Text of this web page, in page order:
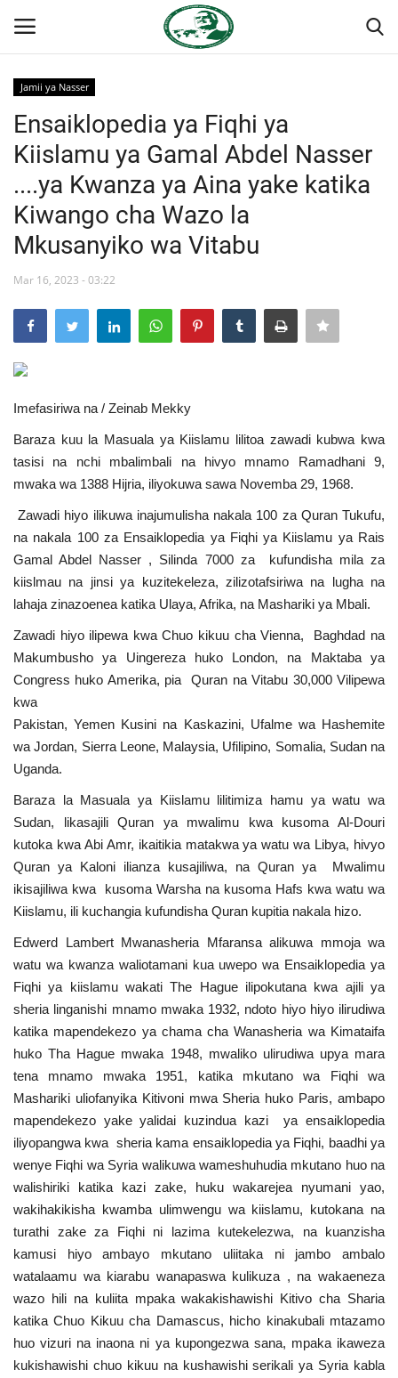
Nyumba
Onyesho la Majaribio
Jukwaa la Nasser la Kimataifa
Misri
Urithi wa Nasser
Harakati ya Nasser kwa Vijana
Habari
Kanuni na Masharti ya Udhamini wa
Nasser
Udhamini wa Nasser
Nyaraka na Marejeleo
Waanzilishi
Raia wa ulimwengu mzima
Nyaraka
Nafasi
Washiriki
Video
Maonyesho
Wadhamini
English Swahili español
French Arabic
Jamii ya Nasser
Ensaiklopedia ya Fiqhi ya
Kiislamu ya Gamal Abdel Nasser
....ya Kwanza ya Aina yake katika
Kiwango cha Wazo la
Mkusanyiko wa Vitabu
Mar 16, 2023 - 03:22
Imefasiriwa na / Zeinab Mekky
Baraza kuu la Masuala ya Kiislamu lilitoa zawadi kubwa kwa
tasisi na nchi mbalimbali na hivyo mnamo Ramadhani 9,
mwaka wa 1388 Hijria, iliyokuwa sawa Novemba 29, 1968.
Zawadi hiyo ilikuwa inajumulisha nakala 100 za Quran Tukufu,
na nakala 100 za Ensaiklopedia ya Fiqhi ya Kiislamu ya Rais
Gamal Abdel Nasser , Silinda 7000 za kufundisha mila za
kiislmau na jinsi ya kuzitekeleza, zilizotafsiriwa na lugha na
lahaja zinazoenea katika Ulaya, Afrika, na Mashariki ya Mbali.
Zawadi hiyo ilipewa kwa Chuo kikuu cha Vienna, Baghdad na
Makumbusho ya Uingereza huko London, na Maktaba ya
Congress huko Amerika, pia Quran na Vitabu 30,000 Vilipewa
kwa
Pakistan, Yemen Kusini na Kaskazini, Ufalme wa Hashemite
wa Jordan, Sierra Leone, Malaysia, Ufilipino, Somalia, Sudan na
Uganda.
Baraza la Masuala ya Kiislamu lilitimiza hamu ya watu wa
Sudan, likasajili Quran ya mwalimu kwa kusoma Al-Douri
kutoka kwa Abi Amr, ikaitikia matakwa ya watu wa Libya, hivyo
Quran ya Kaloni ilianza kusajiliwa, na Quran ya Mwalimu
ikisajiliwa kwa kusoma Warsha na kusoma Hafs kwa watu wa
Kiislamu, ili kuchangia kufundisha Quran kupitia nakala hizo.
Edwerd Lambert Mwanasheria Mfaransa alikuwa mmoja wa
watu wa kwanza waliotamani kua uwepo wa Ensaiklopedia ya
Fiqhi ya kiislamu wakati The Hague ilipokutana kwa ajili ya
sheria linganishi mnamo mwaka 1932, ndoto hiyo hiyo ilirudiwa
katika mapendekezo ya chama cha Wanasheria wa Kimataifa
huko Tha Hague mwaka 1948, mwaliko ulirudiwa upya mara
tena mnamo mwaka 1951, katika mkutano wa Fiqhi wa
Mashariki uliofanyika Kitivoni mwa Sheria huko Paris, ambapo
mapendekezo yake yalidai kuzindua kazi ya ensaiklopedia
iliyopangwa kwa sheria kama ensaiklopedia ya Fiqhi, baadhi ya
wenye Fiqhi wa Syria walikuwa wameshuhudia mkutano huo na
walishiriki katika kazi zake, huku wakarejea nyumani yao,
wakihakikisha kwamba ulimwengu wa kiislamu, kutokana na
turathi zake za Fiqhi ni lazima kutekelezwa, na kuanzisha
kamusi hiyo ambayo mkutano uliitaka ni jambo ambalo
watalaamu wa kiarabu wanapaswa kulikuza , na wakaeneza
wazo hili na kuliita mpaka wakakishawishi Kitivo cha Sharia
katika Chuo Kikuu cha Damascus, hicho kinakubali mtazamo
huo vizuri na inaona ni ya kupongezwa sana, mpaka ikaweza
kukishawishi chuo kikuu na kushawishi serikali ya Syria kabla